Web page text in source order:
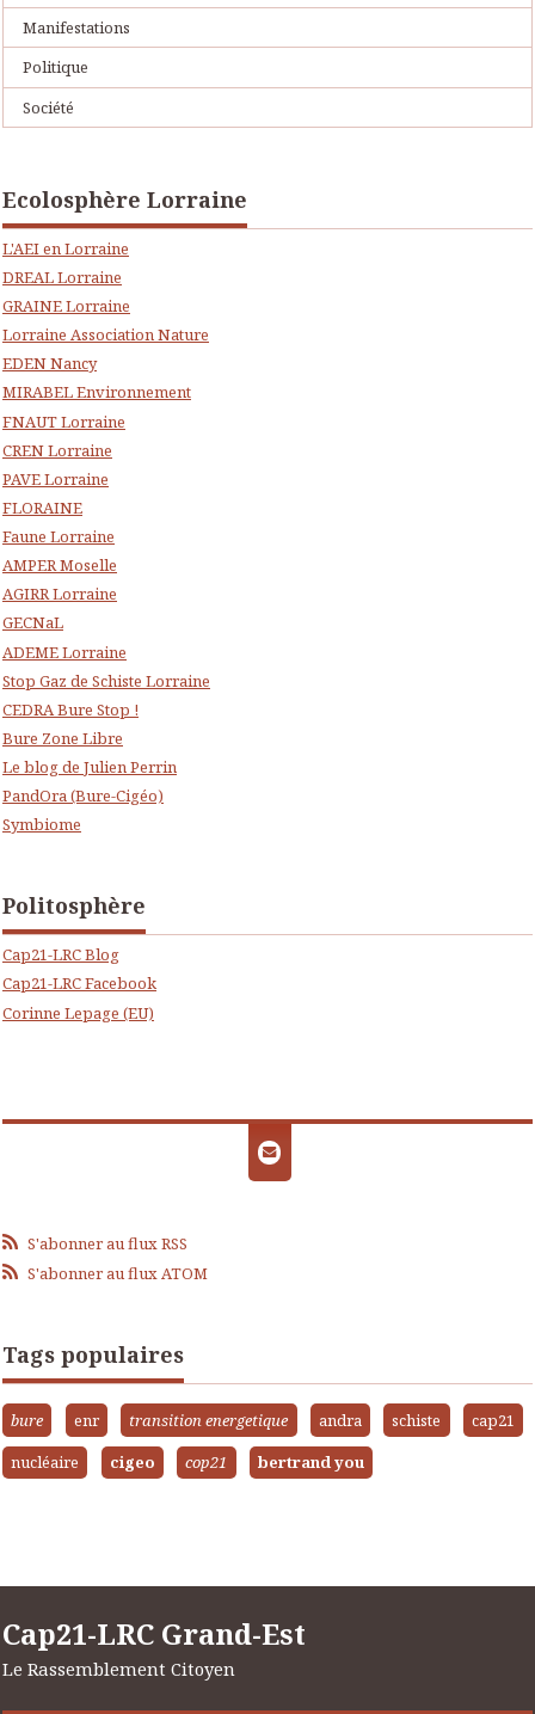
Manifestations
Politique
Société
Ecolosphère Lorraine
L'AEI en Lorraine
DREAL Lorraine
GRAINE Lorraine
Lorraine Association Nature
EDEN Nancy
MIRABEL Environnement
FNAUT Lorraine
CREN Lorraine
PAVE Lorraine
FLORAINE
Faune Lorraine
AMPER Moselle
AGIRR Lorraine
GECNaL
ADEME Lorraine
Stop Gaz de Schiste Lorraine
CEDRA Bure Stop !
Bure Zone Libre
Le blog de Julien Perrin
PandOra (Bure-Cigéo)
Symbiome
Politosphère
Cap21-LRC Blog
Cap21-LRC Facebook
Corinne Lepage (EU)
S'abonner au flux RSS
S'abonner au flux ATOM
Tags populaires
bure enr transition energetique andra schiste
cap21
nucléaire
cigeo cop21 bertrand you
Cap21-LRC Grand-Est
Le Rassemblement Citoyen